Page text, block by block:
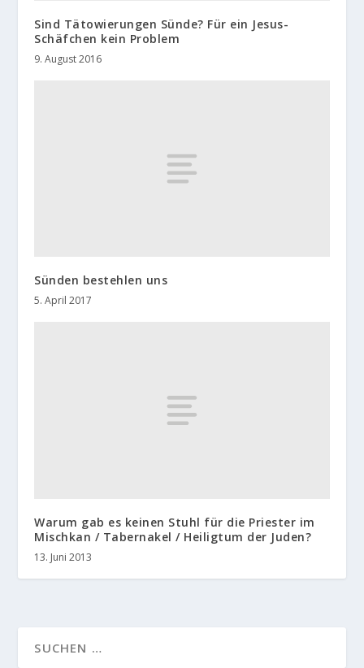
Sind Tätowierungen Sünde? Für ein Jesus-
Schäfchen kein Problem
9. August 2016
Sünden bestehlen uns
5. April 2017
Warum gab es keinen Stuhl für die Priester im
Mischkan / Tabernakel / Heiligtum der Juden?
13. Juni 2013